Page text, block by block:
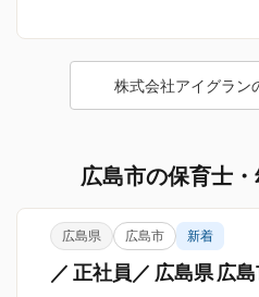
株式会社アイグラン
広島市の保育士
広島県 広島市 新着
／ 正社員／ 広島県 広